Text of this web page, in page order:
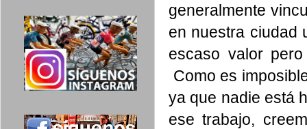
generalmente
en nuestra ciudad
escaso valor
Como es
ya que nadie está
ese trabajo,